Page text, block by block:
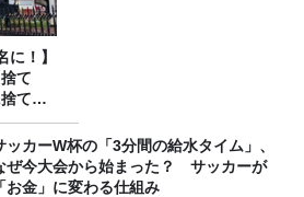
に！】
て
て
ッカーW杯の「3分間の給水タイム」、
ぜ今大会から始まった？ サッカーが
「お金」に変わる仕組み